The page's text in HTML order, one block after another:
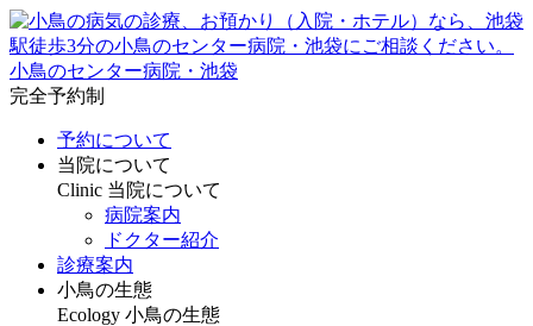
小鳥のセンター病院・池袋
完全予約制
予約について
当院について
Clinic 当院について
病院案内
ドクター紹介
診療案内
小鳥の生態
Ecology 小鳥の生態